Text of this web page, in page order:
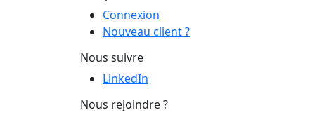
Connexion
Nouveau client ?
Nous suivre
LinkedIn
Nous rejoindre ?